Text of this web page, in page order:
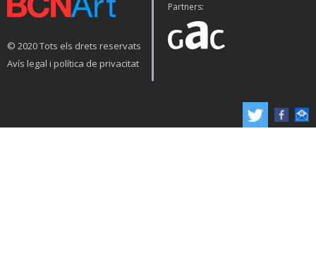
© 2020 Tots els drets reservats
Avís legal i política de privacitat
Partners: